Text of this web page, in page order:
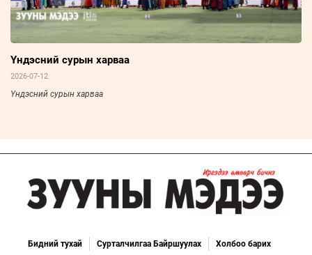
Үндэсний сурын харваа
2026-07-12
Үндэсний сурын харваа
Бидний тухай Сурталчилгаа Байршуулах Холбоо барих